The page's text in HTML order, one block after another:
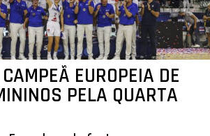
EUROPEIA DE
PELA QUARTA